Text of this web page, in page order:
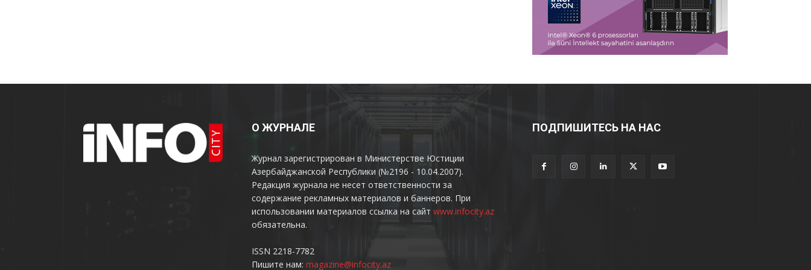
О ЖУРНАЛЕ
Журнал зарегистрирован в Министерстве Юстиции
Азербайджанской Республики (№2196 - 10.04.2007).
Редакция журнала не несет ответственности за
содержание рекламных материалов и баннеров. При
использовании материалов ссылка на сайт www.infocity.az
обязательна.
ISSN 2218-7782
Пишите нам: magazine@infocity.az
ПОДПИШИТЕСЬ НА НАС